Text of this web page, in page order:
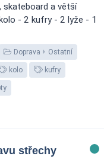
skateboard a větší
- 2 kufry - 2 lyže - 1
Doprava Ostatní
kolo kufry
střechy